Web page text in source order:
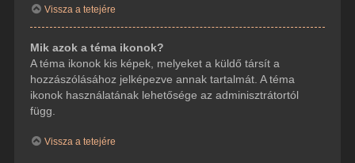
Vissza a tetejére
Mik azok a téma ikonok?
A téma ikonok kis képek, melyeket a küldő társít a
hozzászólásához jelképezve annak tartalmát. A téma
ikonok használatának lehetősége az adminisztrátortól
függ.
Vissza a tetejére